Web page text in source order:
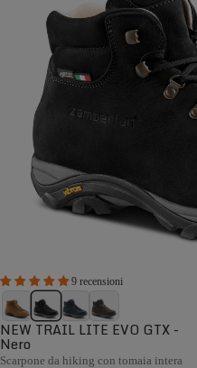
9 recensioni
NEW TRAIL LITE EVO GTX -
Nero
Scarpone da hiking con tomaia intera